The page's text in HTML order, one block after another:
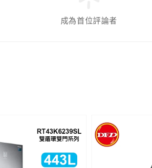
成為首位評論者